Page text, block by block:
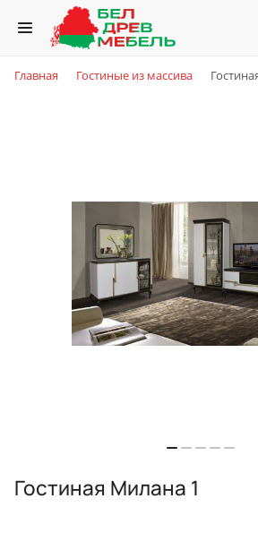
Главная Гостиные из массива
Гостиная Милана 1